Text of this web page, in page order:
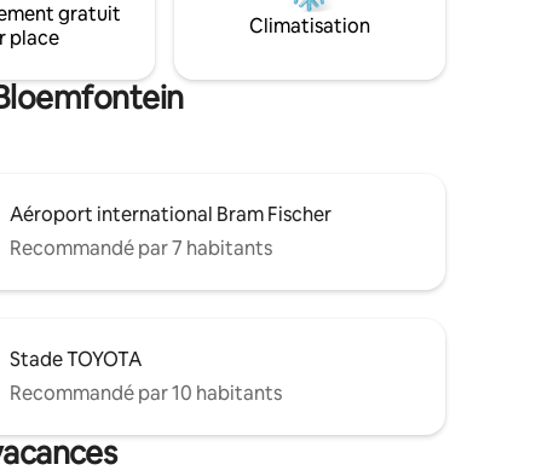
gratuit
place
Climatisation
Aéroport international Bram Fischer
Recommandé par 7 habitants
Stade TOYOTA
Recommandé par 10 habitants